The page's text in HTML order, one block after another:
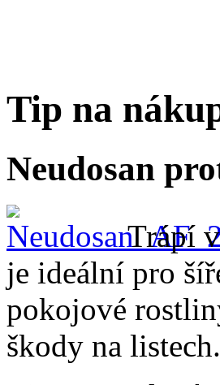
Tip na
Neudosan
Trápí
je ideální pro
pokojové
škody na listech.